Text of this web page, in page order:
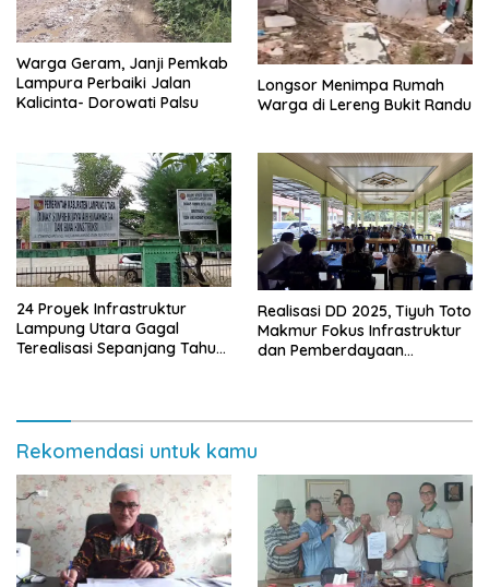
Warga Geram, Janji Pemkab
Lampura Perbaiki Jalan
Kalicinta- Dorowati Palsu
Longsor Menimpa Rumah
Warga di Lereng Bukit Randu
24 Proyek Infrastruktur
Lampung Utara Gagal
Terealisasi Sepanjang Tahun
Realisasi DD 2025, Tiyuh Toto
Makmur Fokus Infrastruktur
dan Pemberdayaan
Rekomendasi untuk kamu